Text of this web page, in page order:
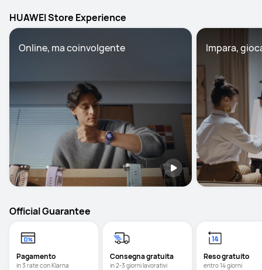
HUAWEI Store Experience
Online, ma coinvolgente Impara,
Official Guarantee
Pagamento
in 3 rate con Klarna
Consegna gratuita
in 2-3 giorni lavorativi entro 14 giorni